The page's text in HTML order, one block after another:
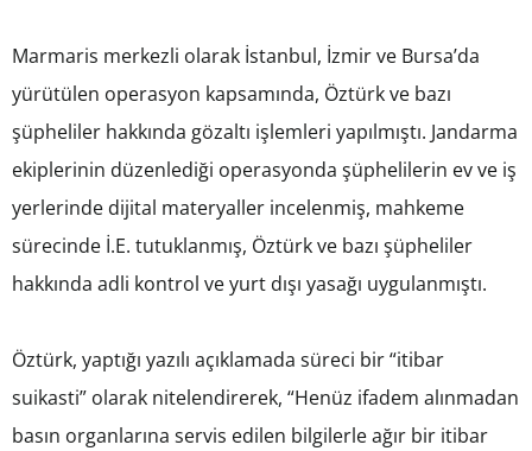
Marmaris merkezli olarak İstanbul, İzmir ve Bursa’da
yürütülen operasyon kapsamında, Öztürk ve bazı
şüpheliler hakkında gözaltı işlemleri yapılmıştı. Jandarma
ekiplerinin düzenlediği operasyonda şüphelilerin ev ve iş
yerlerinde dijital materyaller incelenmiş, mahkeme
sürecinde İ.E. tutuklanmış, Öztürk ve bazı şüpheliler
hakkında adli kontrol ve yurt dışı yasağı uygulanmıştı.
Öztürk, yaptığı yazılı açıklamada süreci bir “itibar
suikasti” olarak nitelendirerek, “Henüz ifadem alınmadan
basın organlarına servis edilen bilgilerle ağır bir itibar